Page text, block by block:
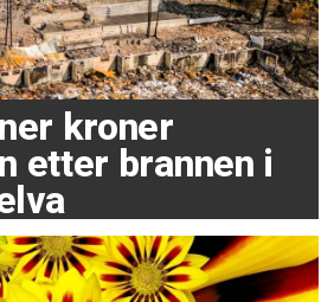
kroner
etter brannen i